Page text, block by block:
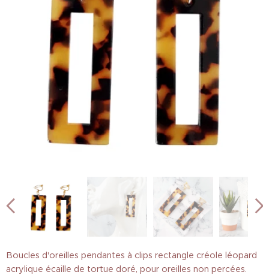
Boucles d'oreilles pendantes à clips rectangle créole léopard
acrylique écaille de tortue doré, pour oreilles non percées.